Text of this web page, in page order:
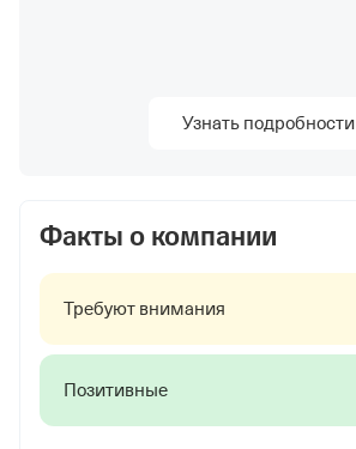
Узнать подробности
Факты о компании
Требуют внимания
Позитивные